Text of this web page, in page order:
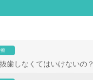
歯しなくてはいけないの？